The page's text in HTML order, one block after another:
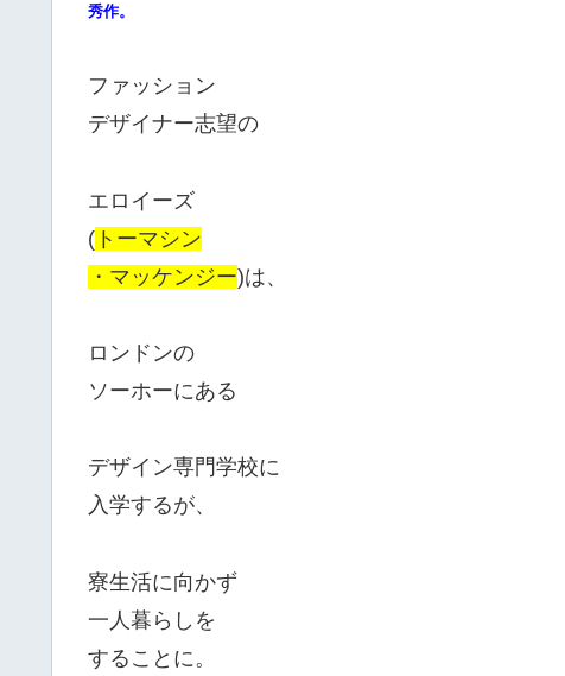
秀作。
ファッション
デザイナー志望の
エロイーズ
( トーマシン
・マッケンジー)は、
ロンドンの
ソーホーにある
デザイン専門学校に
入学するが、
寮生活に向かず
一人暮らしを
することに。